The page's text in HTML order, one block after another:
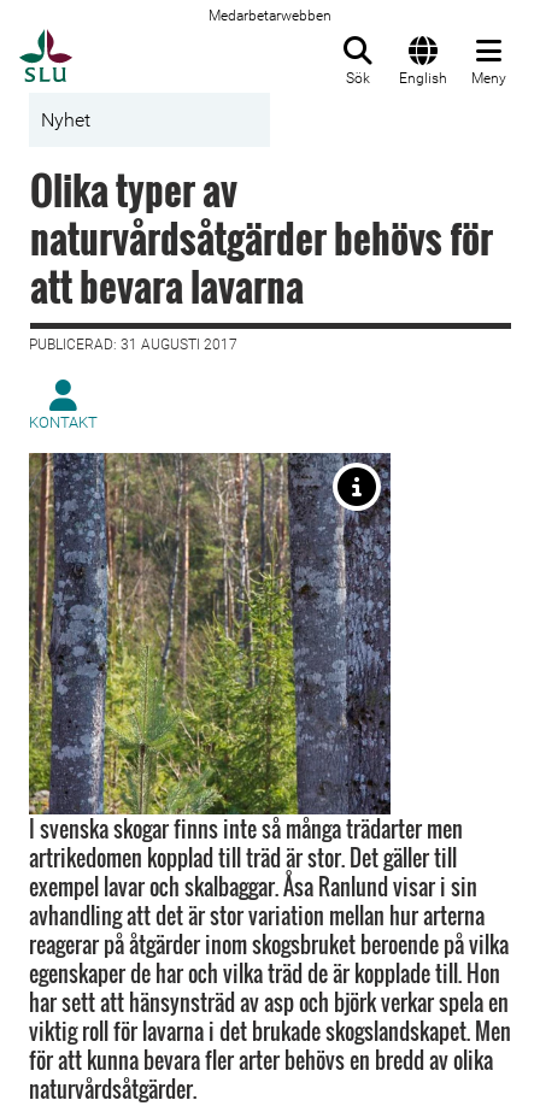
Medarbetarwebben
Sök English Meny
Nyhet
Olika typer av
naturvårdsåtgärder behövs för
att bevara lavarna
PUBLICERAD: 31 AUGUSTI 2017
KONTAKT
I svenska skogar finns inte så många trädarter men
artrikedomen kopplad till träd är stor. Det gäller till
exempel lavar och skalbaggar. Åsa Ranlund visar i sin
avhandling att det är stor variation mellan hur arterna
reagerar på åtgärder inom skogsbruket beroende på vilka
egenskaper de har och vilka träd de är kopplade till. Hon
har sett att hänsynsträd av asp och björk verkar spela en
viktig roll för lavarna i det brukade skogslandskapet. Men
för att kunna bevara fler arter behövs en bredd av olika
naturvårdsåtgärder.